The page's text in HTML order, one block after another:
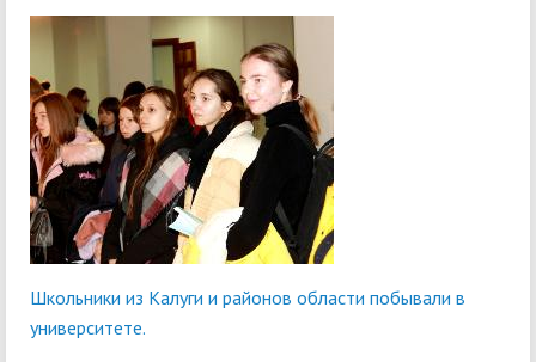
Школьники из Калуги и районов области побывали в
университете.